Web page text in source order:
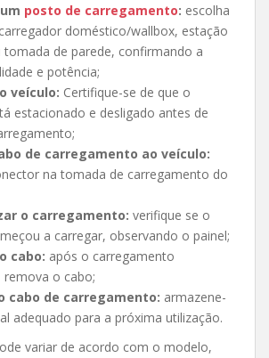
posto de carregamento: escolha
doméstico/wallbox, estação
tomada de parede, confirmando a
e potência;
veículo: Certifique-se de que o
estacionado e desligado antes de
de carregamento ao veículo:
na tomada de carregamento do
o carregamento: verifique se o
a carregar, observando o painel;
cabo: após o carregamento
o cabo;
cabo de carregamento: armazene-
adequado para a próxima utilização.
variar de acordo com o modelo,